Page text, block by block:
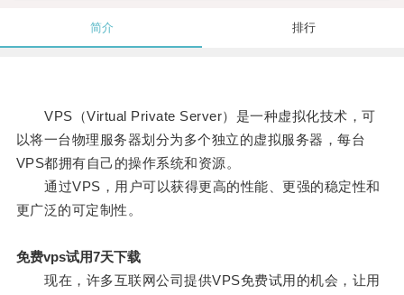
简介 排行
VPS（Virtual Private Server）是一种虚拟化技术，可
以将一台物理服务器划分为多个独立的虚拟服务器，每台
VPS都拥有自己的操作系统和资源。
通过VPS，用户可以获得更高的性能、更强的稳定性和
更广泛的可定制性。
免费vps试用7天下载
现在，许多互联网公司提供VPS免费试用的机会，让用